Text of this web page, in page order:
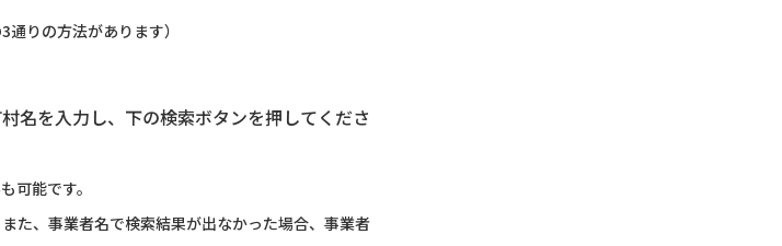
りの方法があります）
名を入力し、下の検索ボタンを押してくださ
可能です。
た、事業者名で検索結果が出なかった場合、事業者